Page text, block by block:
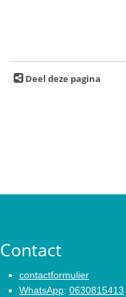
Deel deze pagina
Contact
contactformulier
WhatsApp: 0630815413